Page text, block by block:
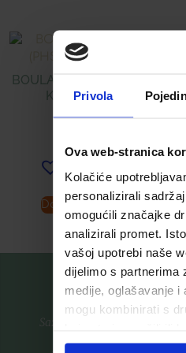
Privola
Ova web-stranica
Kolačiće
personalizirali sadržaj
omogućili značajke
analizirali promet.
vašoj upotrebi naše
dijelimo s partnerima
medije, oglašavanje i
mogu kombinirati s
ste upotrebljavali
BOULARDII JUNIOR (PHS)
KAPSULE Á 10
Dodaj u listu želja
Dodaj u košaricu
Saznajte prvi za nove